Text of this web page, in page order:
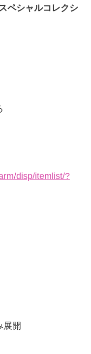
ペシャルコレクシ
disp/itemlist/?
展開